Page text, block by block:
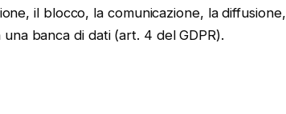
il blocco, la comunicazione, la diffusione,
banca di dati (art. 4 del GDPR).